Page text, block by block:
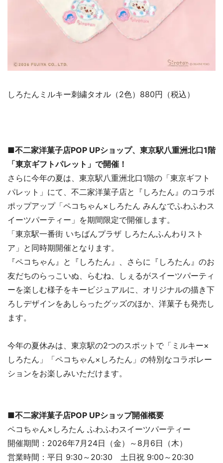
しろたんミルキー刺繍タオル（2色）880円（税込）
■不二家洋菓子店POP UPショップ、東京駅八重洲北口1階
「東京ギフトパレット」で開催！
さらに今年の夏は、東京駅八重洲北口1階の「東京ギフト
パレット」にて、不二家洋菓子店と『しろたん』のコラボ
ポップアップ「ペコちゃん×しろたん みんなでふわふわス
イーツパーティー」を期間限定で開催します。
「東京駅一番街 いちばんプラザ しろたんふんわりスト
ア」と同時期開催となります。
『ペコちゃん』と『しろたん』、さらに『しろたん』のお
友だちのらっこいぬ、らむね、しぇるがスイーツパーティ
ーを楽しむ様子をキービジュアルに、オリジナルの描き下
ろしデザインをあしらったグッズのほか、洋菓子も発売し
ます。
今年の夏休みは、東京駅の2つのスポットで「ミルキー×
しろたん」「ペコちゃん×しろたん」の特別なコラボレー
ションをお楽しみいただけます。
■不二家洋菓子店POP UPショップ開催概要
ペコちゃん×しろたん ふわふわスイーツパーティー
開催期間：2026年7月24日（金）～8月6日（木）
営業時間：平日 9:30～20:30 土日祝 9:00～20:30